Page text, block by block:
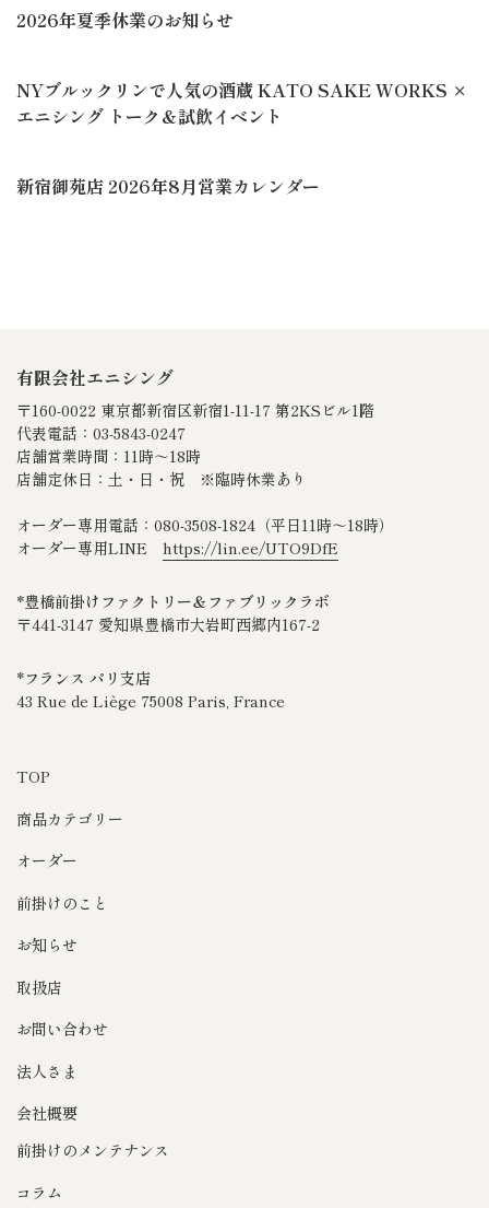
2026年夏季休業のお知らせ
NYブルックリンで人気の酒蔵 KATO SAKE WORKS ×
エニシング トーク＆試飲イベント
新宿御苑店 2026年8月営業カレンダー
有限会社エニシング
〒160-0022 東京都新宿区新宿1-11-17 第2KSビル1階
代表電話：03-5843-0247
店舗営業時間：11時～18時
店舗定休日：土・日・祝 ※臨時休業あり
オーダー専用電話：080‐3508‐1824（平日11時～18時）
オーダー専用LINE https://lin.ee/UTO9DfE
*豊橋前掛けファクトリー＆ファブリックラボ
〒441-3147 愛知県豊橋市大岩町西郷内167-2
*フランス パリ支店
43 Rue de Liège 75008 Paris, France
TOP
商品カテゴリー
オーダー
前掛けのこと
お知らせ
取扱店
お問い合わせ
法人さま
会社概要
前掛けのメンテナンス
コラム